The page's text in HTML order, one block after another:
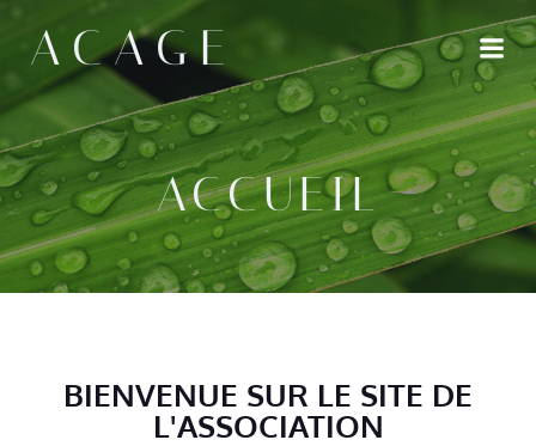
principal
ACAGE
ACCUEIL
BIENVENUE SUR LE SITE DE
L'ASSOCIATION